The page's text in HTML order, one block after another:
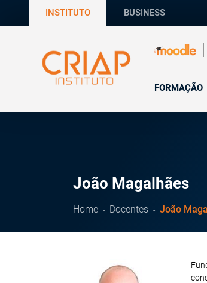
INSTITUTO BUSINESS
FORMAÇÃO
João Magalhães
Home Docentes João